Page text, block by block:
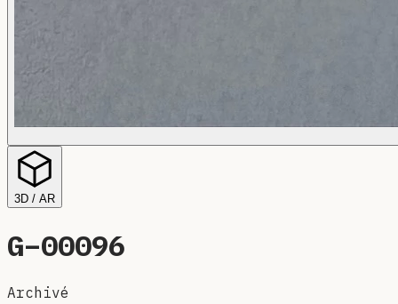
3D / AR
G–00096
Archivé